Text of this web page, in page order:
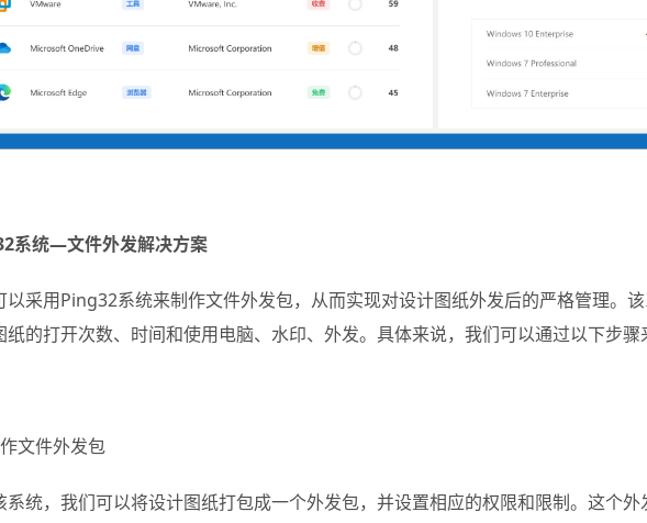
系统—文件外发解决方案
以采用Ping32系统来制作文件外发包，从而实现对设计图纸外发后的严格管理。
纸的打开次数、时间和使用电脑、水印、外发。具体来说，我们可以通过以下步骤
文件外发包
系统，我们可以将设计图纸打包成一个外发包，并设置相应的权限和限制。这个